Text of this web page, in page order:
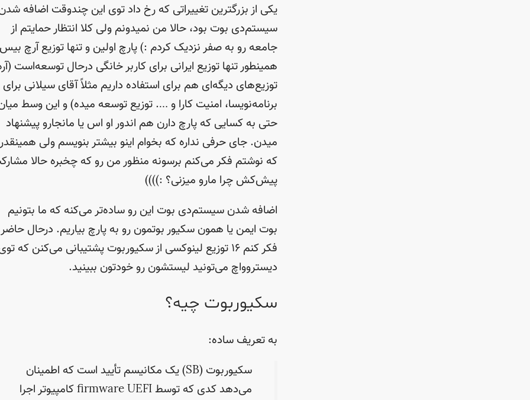
یکی از بزرگترین تغییراتی که رخ داد توی این چندوقت اضافه
سیستم‌دی بوت بود، حالا من نمیدونم ولی کلا انتظار حمایتم از
جامعه رو به صفر نزدیک کردم :) پارچ اولین و تنها توزیع آرچ
همینطور تنها توزیع ایرانی برای کاربر خانگی درحال توسعه‌است
توزیع‌های دیگه‌ای هم برای استفاده داریم مثلاً آقای سیلانی برای
برنامه‌نویسا، امنیت کارا و …. توزیع توسعه میده) و این وسط
حتی به کسایی که پارچ دارن هم اندور او اس یا مانجارو پیشنهاد
میدن. جای حرفی نداره که بخوام اینو بیشتر بنویسم ولی همینقدر
که نوشتم فکر می‌کنم برسونه منظور من رو که چخبره حالا
پیش‌کش چرا مارو میزنی؟ :))))
اضافه شدن سیستم‌دی بوت این رو ساده‌تر می‌کنه که ما بتونیم
بوت ایمن یا همون سکیور بوتمون رو به پارچ بیاریم. درحال حاضر
فکر کنم ۱۶ توزیع لینوکسی از سکیوربوت پشتیبانی می‌کنن که
دیستروواچ می‌تونید لیستشون رو خودتون ببینید.
سکیوربوت چیه؟
به تعریف ساده:
سکیور‌بوت (SB) یک مکانیسم تأیید است که اطمینان
می‌دهد کدی که توسط firmware UEFI کامپیوتر اجرا